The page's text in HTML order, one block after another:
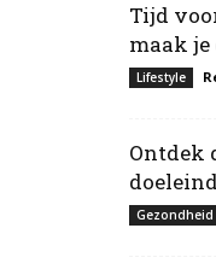
Tijd
maak je
Lifestyle
Ontdek
Gezondheid